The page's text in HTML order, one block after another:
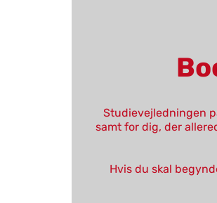
Studievejledningen
samt for dig, der
Hvis du skal